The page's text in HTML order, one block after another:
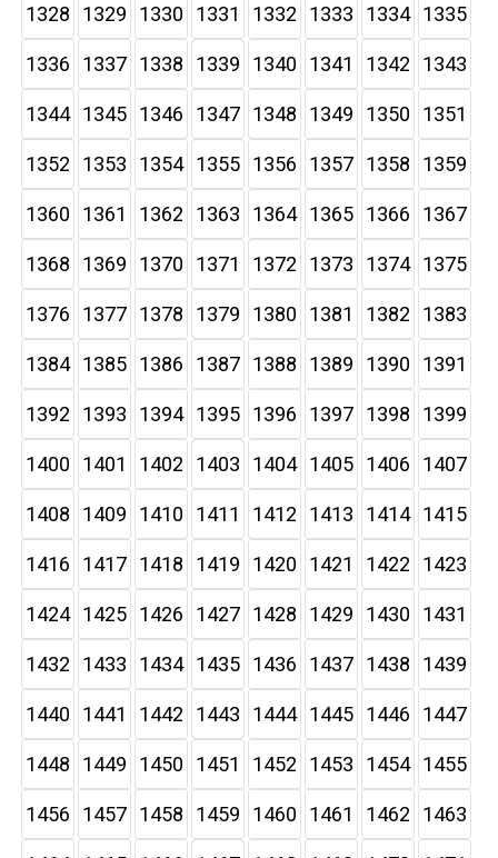
1328 1329 1330 1331 1332 1333 1334 1335
1336 1337 1338 1339 1340 1341 1342 1343
1344 1345 1346 1347 1348 1349 1350 1351
1352 1353 1354 1355 1356 1357 1358 1359
1360 1361 1362 1363 1364 1365 1366 1367
1368 1369 1370 1371 1372 1373 1374 1375
1376 1377 1378 1379 1380 1381 1382 1383
1384 1385 1386 1387 1388 1389 1390 1391
1392 1393 1394 1395 1396 1397 1398 1399
1400 1401 1402 1403 1404 1405 1406 1407
1408 1409 1410 1411 1412 1413 1414 1415
1416 1417 1418 1419 1420 1421 1422 1423
1424 1425 1426 1427 1428 1429 1430 1431
1432 1433 1434 1435 1436 1437 1438 1439
1440 1441 1442 1443 1444 1445 1446 1447
1448 1449 1450 1451 1452 1453 1454 1455
1456 1457 1458 1459 1460 1461 1462 1463